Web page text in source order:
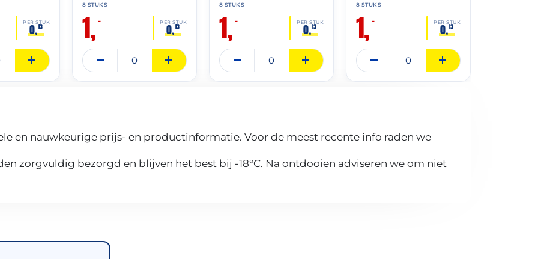
PER STUK
0,13
8 STUKS
1,– PER STUK
0,13
8 STUKS
1,– PER STUK
0,13
8 STUKS
1,– PER STUK
0,13
en nauwkeurige prijs- en productinformatie. Voor de meest recente info raden we
zorgvuldig bezorgd en blijven het best bij -18°C. Na ontdooien adviseren we om niet